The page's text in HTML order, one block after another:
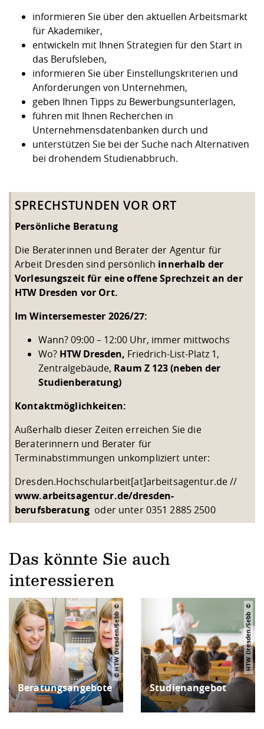
Vorbereitung auf das Studium
Checkliste zum Studienstart
Studien- und
Prüfungsordnungen
Studienbegleitung Mathematik
und Physik
Digitales Lernen und KI
Jobs, Praktika, Diplomarbeiten
Lehren, Forschen und
Weiterbilden im Ausland
Formulare und Dokumente
Internationale Tage
Formulare und Dokumente
Forschungszentrum ZAFT
Forschungsinformationsystem
Wissenschaftliche Praxis
Prototyping und LabX
Gründung und Startup Service
Kooperationen und Netzwerke
Kontakt & Beratung
Chancengleichheit
Hochschulgesundheit
Klimaschutz & Nachhaltigkeit
Förderverein
Gremien und Vertretungen
Informatik/Mathematik
Landbau/Umwelt/Chemie
Maschinenbau
Wirtschaftswissenschaften
Studiengangentwicklung
Unternehmen
Beschaffungsvorhaben
informieren Sie über den aktuellen Arbeitsmarkt
für Akademiker,
entwickeln mit Ihnen Strategien für den Start in
das Berufsleben,
informieren Sie über Einstellungskriterien und
Anforderungen von Unternehmen,
geben Ihnen Tipps zu Bewerbungsunterlagen,
führen mit Ihnen Recherchen in
Unternehmensdatenbanken durch und
unterstützen Sie bei der Suche nach Alternativen
bei drohendem Studienabbruch.
SPRECHSTUNDEN VOR ORT
Persönliche Beratung
Die Beraterinnen und Berater der Agentur für
Arbeit Dresden sind persönlich innerhalb der
Vorlesungszeit für eine offene Sprechzeit an der
HTW Dresden vor Ort.
Im Wintersemester 2026/27:
Wann? 09:00 – 12:00 Uhr, immer mittwochs
Wo? HTW Dresden, Friedrich-List-Platz 1,
Zentralgebäude, Raum Z 123 (neben der
Studienberatung)
Kontaktmöglichkeiten:
Außerhalb dieser Zeiten erreichen Sie die
Beraterinnern und Berater für
Terminabstimmungen unkompliziert unter:
Dresden.Hochschularbeit[at]arbeitsagentur.de //
www.arbeitsagentur.de/dresden-
berufsberatung oder unter 0351 2885 2500
Das könnte Sie auch
interessieren
Beratungsangebote
© HTW Dresden/Sebb
Studienangebot
HTW Dresden/Sebb